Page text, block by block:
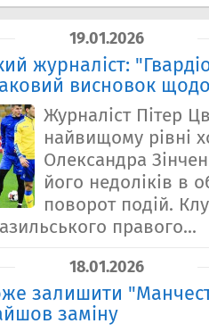
19.01.2026
журналіст:
висновок
Журналіст Пітер
найвищому рівні
Олександра
його недоліків в
поворот подій.
правого...
18.01.2026
залишити
заміну